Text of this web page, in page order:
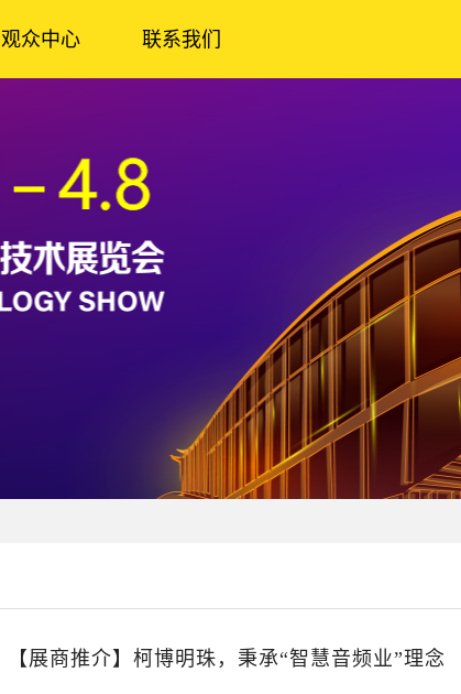
观众中心 联系我们
【展商推介】柯博明珠，秉承“智慧音频业”理念